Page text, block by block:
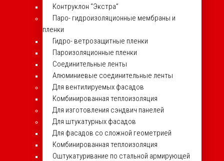
Контруклон “Экстра”
Паро- гидроизоляционные мембраны и
пленки
Гидро- ветрозащитные пленки
Пароизоляционные пленки
Соединительные ленты
Алюминиевые соединительные ленты
Для вентилируемых фасадов
Комбинированная теплоизоляция
Для изготовления сэндвич панелей
Для штукатурных фасадов
Для фасадов со сложной геометрией
Комбинированная теплоизоляция
Оштукатуривание по стальной армирующей